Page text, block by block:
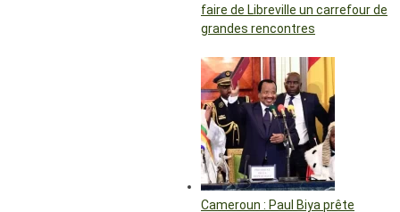
faire de Libreville un carrefour de
grandes rencontres
Cameroun : Paul Biya prête